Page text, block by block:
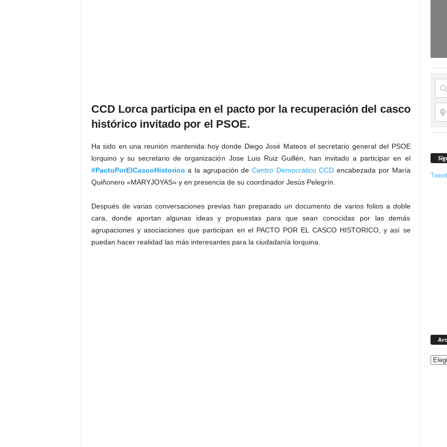
CCD Lorca participa en el pacto por la recuperación del casco
histórico invitado por el PSOE.
Ha sido en una reunión mantenida hoy donde Diego José Mateos el secretario general del PSOE
lorquino y su secretario de organización Jose Luis Ruiz Guillén, han invitado a participar en el
#PactoPorElCascoHistorico a la agrupación de Centro Democrático CCD encabezada por María
Quiñonero «MARYJOYAS» y en presencia de su coordinador Jesús Pelegrín.
Después de varias conversaciones previas han preparado un documento de varios folios a doble
cara, donde aportan algunas ideas y propuestas para que sean conocidas por las demás
agrupaciones y asociaciones que participan en el PACTO POR EL CASCO HISTORICO, y así se
puedan hacer realidad las más interesantes para la ciudadanía lorquina.